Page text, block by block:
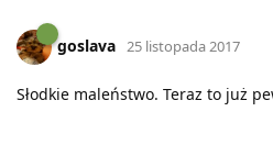
goslava 25 listopada 2017
Słodkie maleństwo. Teraz to już